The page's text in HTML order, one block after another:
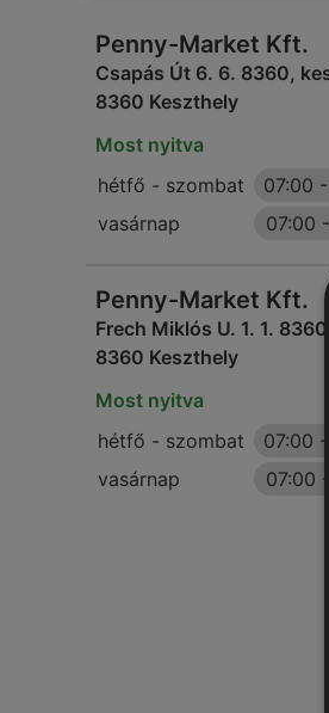
Penny-Market Kft.
Csapás Út 6. 6. 8360,
8360 Keszthely
Most nyitva
hétfő - szombat
07:00 -
vasárnap
07:00 -
Penny-Market Kft.
Frech Miklós U. 1. 1.
8360 Keszthely
Most nyitva
hétfő - szombat
07:00 -
vasárnap
07:00 -